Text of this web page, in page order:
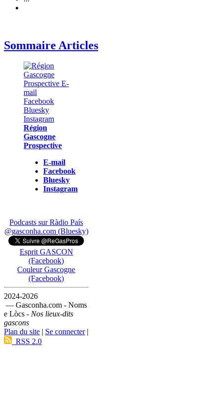
Sommaire Articles
Région
Gascogne
Prospective
E-mail
Facebook
Bluesky
Instagram
Podcasts sur Ràdio País
@gasconha.com (Bluesky)
Esprit GASCON
(Facebook)
Couleur Gascogne
(Facebook)
2024-2026
— Gasconha.com - Noms
e Lòcs - Nos lieux-dits
gascons
Plan du site
Se connecter|
RSS 2.0